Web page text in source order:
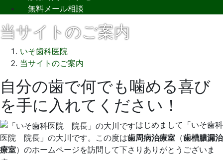
無料メール相談
当サイトのご案内
いそ歯科医院
当サイトのご案内
2022
年
2
月
27
日
自分の歯で何でも噛める喜び
を手に入れてください！
はじめまして「いそ歯科
医院 院長」の大川です。この度は歯周病治療室 （歯槽膿漏治
療室）のホームページを訪問して下さりありがとうございま